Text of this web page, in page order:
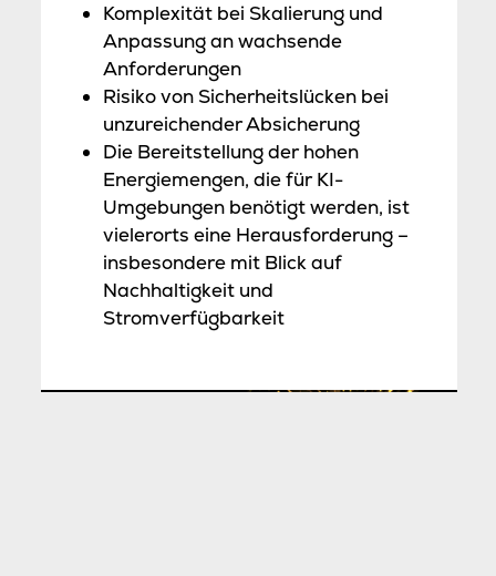
Komplexität bei Skalierung und
Anpassung an wachsende
Anforderungen
Risiko von Sicherheitslücken bei
unzureichender Absicherung
Die Bereitstellung der hohen
Energiemengen, die für KI-
Umgebungen benötigt werden, ist
vielerorts eine Herausforderung –
insbesondere mit Blick auf
Nachhaltigkeit und
Stromverfügbarkeit